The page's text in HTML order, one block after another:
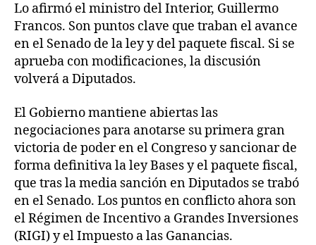
Lo afirmó el ministro del Interior, Guillermo
Francos. Son puntos clave que traban el avance
en el Senado de la ley y del paquete fiscal. Si se
aprueba con modificaciones, la discusión
volverá a Diputados.
El Gobierno mantiene abiertas las
negociaciones para anotarse su primera gran
victoria de poder en el Congreso y sancionar de
forma definitiva la ley Bases y el paquete fiscal,
que tras la media sanción en Diputados se trabó
en el Senado. Los puntos en conflicto ahora son
el Régimen de Incentivo a Grandes Inversiones
(RIGI) y el Impuesto a las Ganancias.